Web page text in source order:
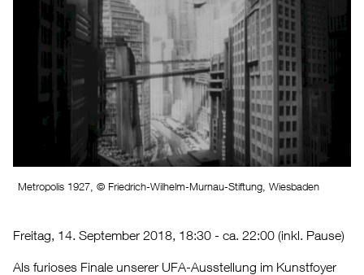
Metropolis 1927, © Friedrich-Wilhelm-Murnau-Stiftung, Wiesbaden
Freitag, 14. September 2018, 18:30 - ca. 22:00 (inkl. Pause)
Als furioses Finale unserer UFA-Ausstellung im Kunstfoyer